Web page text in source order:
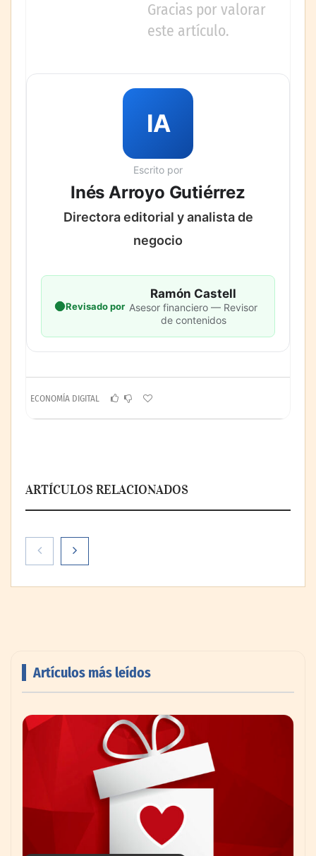
Gracias por valorar
este artículo.
IA
Escrito por
Inés Arroyo Gutiérrez
Directora editorial y analista de
negocio
Revisado por
Ramón Castell
Asesor financiero — Revisor
de contenidos
ECONOMÍA DIGITAL
ARTÍCULOS RELACIONADOS
impulsando la colaboración en el sector
Artículos más leídos